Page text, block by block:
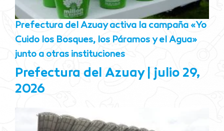
Prefectura del Azuay activa la campaña «Yo
Cuido los Bosques, los Páramos y el Agua»
junto a otras instituciones
Prefectura del Azuay
julio 29,
2026